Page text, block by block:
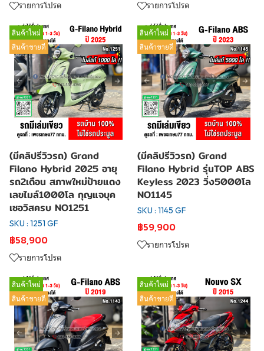
รายการโปรด รายการโปรด
สินค้าใหม่
สินค้าขายดี
(มีคลิปรีวิวรถ) Grand
Filano Hybrid 2025 อายุ
รถ2เดือน สภาพใหม่ป้ายแดง
เลขไมล์1000โล กุญแจบุค
เซอวิสครบ NO1251
SKU : 1251 GF
฿58,900
รายการโปรด
สินค้าใหม่
สินค้าขายดี
(มีคลิปรีวิวรถ) Grand
Filano Hybrid รุ่นTOP ABS
Keyless 2023 วิ่ง5000โล
NO1145
SKU : 1145 GF
฿59,900
รายการโปรด
สินค้าใหม่
สินค้าขายดี
สินค้าใหม่
สินค้าขายดี